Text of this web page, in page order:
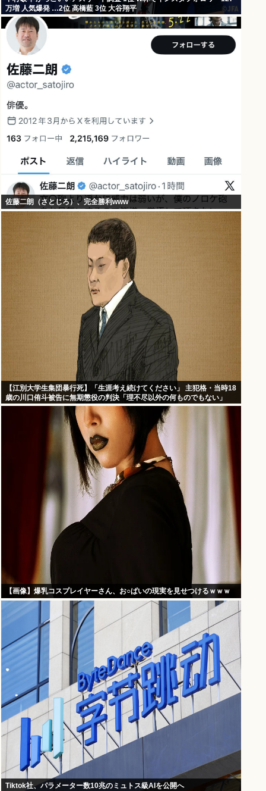
万増 人気爆発 …2位 高橋藍 3位 大谷翔平
佐藤二朗（さとじろ）、完全勝利www
【江別大学生集団暴行死】「生涯考え続けてください」 主犯格・当時18
歳の川口侑斗被告に無期懲役の判決「理不尽以外の何ものでもない」
【画像】爆乳コスプレイヤーさん、お○ぱいの現実を見せつけるｗｗｗ
Tiktok社、パラメーター数10兆のミュトス級AIを公開へ